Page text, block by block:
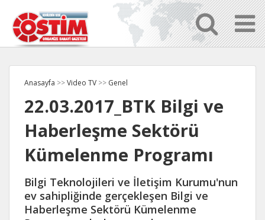
Anasayfa >>Video TV >> Genel
22.03.2017_BTK Bilgi ve
Haberleşme Sektörü
Kümelenme Programı
Bilgi Teknolojileri ve İletişim Kurumu'nun
ev sahipliğinde gerçekleşen Bilgi ve
Haberleşme Sektörü Kümelenme